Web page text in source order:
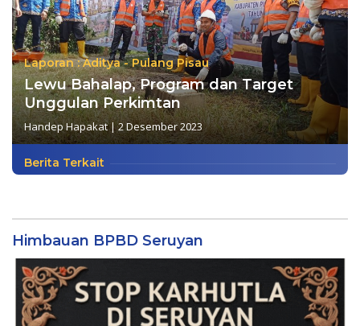
Laporan : Aditya - Pulang Pisau
Lewu Bahalap, Program dan Target
Unggulan Perkimtan
Handep Hapakat|2 Desember 2023
Berita Terkait
Himbauan BPBD Seruyan